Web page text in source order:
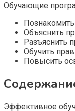
Обучающие
Объяснить
Разъяснить
Обучить
Повысить
Эффективное